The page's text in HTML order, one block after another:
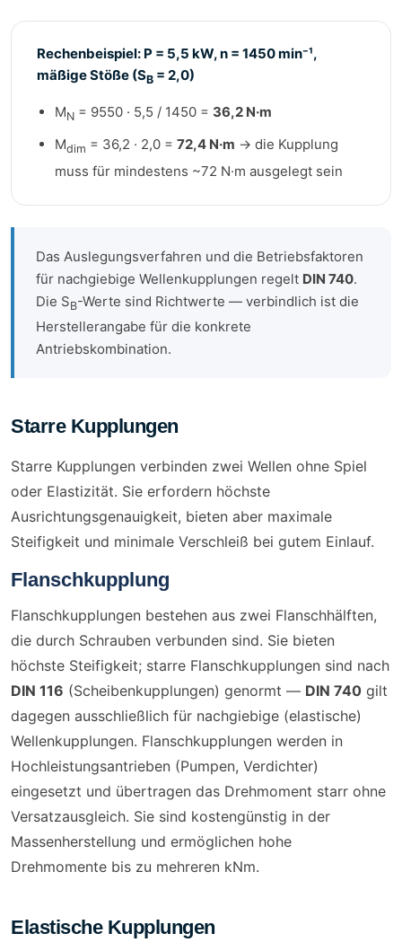
Rechenbeispiel: P = 5,5 kW, n = 1450 min⁻¹,
mäßige Stöße (SB = 2,0)
MN = 9550 · 5,5 / 1450 = 36,2 N·m
Mdim = 36,2 · 2,0 = 72,4 N·m → die Kupplung
muss für mindestens ~72 N·m ausgelegt sein
Das Auslegungsverfahren und die Betriebsfaktoren
für nachgiebige Wellenkupplungen regelt DIN 740.
Die SB-Werte sind Richtwerte — verbindlich ist die
Herstellerangabe für die konkrete
Antriebskombination.
Starre Kupplungen
Starre Kupplungen verbinden zwei Wellen ohne Spiel
oder Elastizität. Sie erfordern höchste
Ausrichtungsgenauigkeit, bieten aber maximale
Steifigkeit und minimale Verschleiß bei gutem Einlauf.
Flanschkupplung
Flanschkupplungen bestehen aus zwei Flanschhälften,
die durch Schrauben verbunden sind. Sie bieten
höchste Steifigkeit; starre Flanschkupplungen sind nach
DIN 116 (Scheibenkupplungen) genormt — DIN 740 gilt
dagegen ausschließlich für nachgiebige (elastische)
Wellenkupplungen. Flanschkupplungen werden in
Hochleistungsantrieben (Pumpen, Verdichter)
eingesetzt und übertragen das Drehmoment starr ohne
Versatzausgleich. Sie sind kostengünstig in der
Massenherstellung und ermöglichen hohe
Drehmomente bis zu mehreren kNm.
Elastische Kupplungen